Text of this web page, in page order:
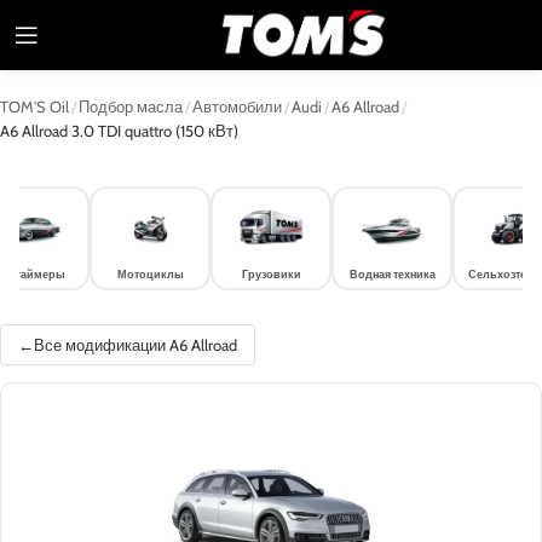
TOM'S Oil /Подбор масла/Автомобили/Audi /A6 Allroad/
A6 Allroad 3.0 TDI quattro (150 кВт)
Мотоциклы Грузовики Водная техника
Все модификации A6 Allroad